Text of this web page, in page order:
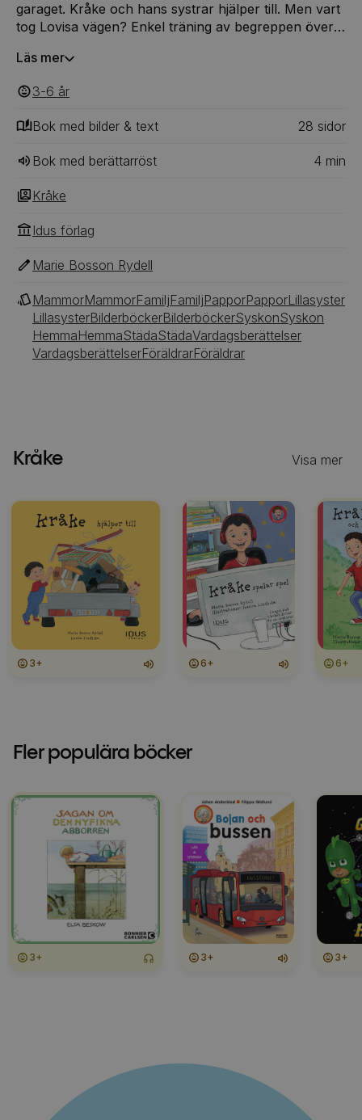
garaget. Kråke och hans systrar hjälper till. Men vart
tog Lovisa vägen? Enkel träning av begreppen över,
en allmänbildande bilderbok.
Läs mer
3-6 ‎‎ år
Bok med bilder & text 28 ‎‎ sidor
Bok med berättarröst 4 min
Kråke
Idus förlag
Marie Bosson Rydell
MammorMammorFamiljFamiljPapporPapporLillasyster
LillasysterBilderböckerBilderböckerSyskonSyskon
HemmaHemmaStädaStädaVardagsberättelser
VardagsberättelserFöräldrarFöräldrar
Kråke Visa mer
3+ 6+ 6+
Fler populära böcker
3+ 3+ 3+